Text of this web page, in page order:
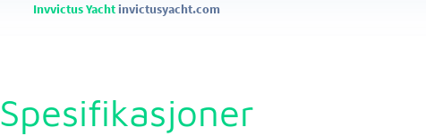
Invvictus Yacht invictusyacht.com
Spesifikasjoner